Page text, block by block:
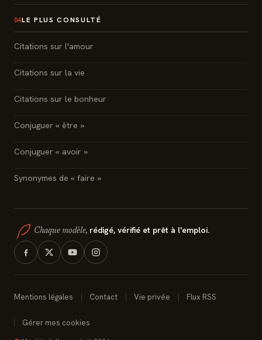
04LE PLUS CONSULTÉ
Citations sur l'amour
Citations sur la vie
Citations sur le bonheur
Conjuguer « être »
Conjuguer « avoir »
Synonymes de « faire »
Chaque modèle, rédigé, vérifié et prêt à l'emploi.
Mentions légales Contact Vie privée Flux RSS
Gérer mes cookies